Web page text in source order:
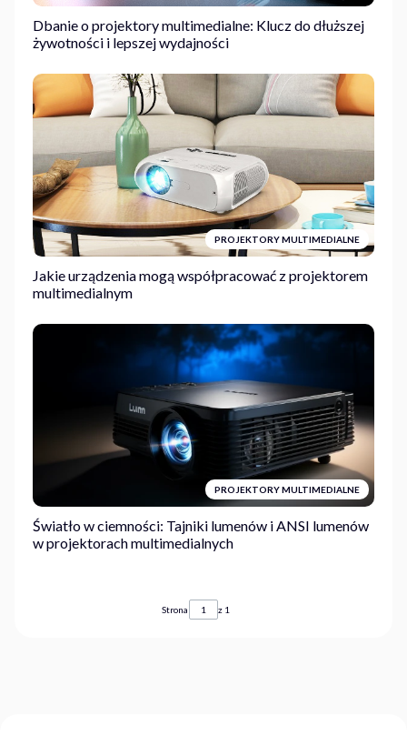
Dbanie o projektory multimedialne: Klucz do dłuższej
żywotności i lepszej wydajności
PROJEKTORY MULTIMEDIALNE
Jakie urządzenia mogą współpracować z projektorem
multimedialnym
PROJEKTORY MULTIMEDIALNE
Światło w ciemności: Tajniki lumenów i ANSI lumenów
w projektorach multimedialnych
Strona z 1